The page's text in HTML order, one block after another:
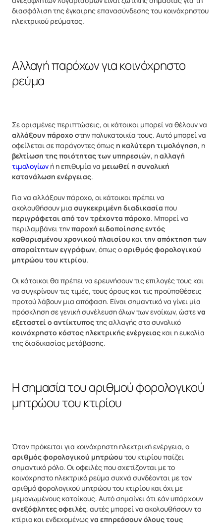
διασφάλιση της έγκαιρης επανασύνδεσης του κοινόχρηστου
ηλεκτρικού ρεύματος.
Αλλαγή παρόχων για κοινόχρηστο
ρεύμα
Σε ορισμένες περιπτώσεις, οι κάτοικοι μπορεί να θέλουν να
αλλάξουν πάροχο στην πολυκατοικία τους. Αυτό μπορεί να
οφείλεται σε παράγοντες όπως η καλύτερη τιμολόγηση, η
βελτίωση της ποιότητας των υπηρεσιών, ηαλλαγή
τιμολογίων ή η επιθυμία να μειωθεί η συνολική
κατανάλωση ενέργειας.
Για να αλλάξουν πάροχο, οι κάτοικοι πρέπει να
ακολουθήσουν μια συγκεκριμένη διαδικασία που
περιγράφεται από τον τρέχοντα πάροχο. Μπορεί να
περιλαμβάνει τηνπαροχή ειδοποίησης εντός
καθορισμένου χρονικού πλαισίου και την απόκτηση των
απαραίτητων εγγράφων, όπως οαριθμός φορολογικού
μητρώου του κτιρίου.
Οι κάτοικοι θα πρέπει να ερευνήσουν τις επιλογές τους και
να συγκρίνουν τις τιμές, τους όρους και τις προϋποθέσεις
προτού λάβουν μια απόφαση. Είναι σημαντικό να γίνει μία
πρόσκληση σε γενική συνέλευση όλων των ενοίκων, ώστενα
εξεταστεί ο αντίκτυποςτης αλλαγής στο συνολικό
κοινόχρηστο κόστος ηλεκτρικής ενέργειας και η ευκολία
της διαδικασίας μετάβασης.
Η σημασία του αριθμού φορολογικού
μητρώου του κτιρίου
Όταν πρόκειται για κοινόχρηστη ηλεκτρική ενέργεια, ο
αριθμός φορολογικού μητρώου του κτιρίου παίζει
σημαντικό ρόλο. Οι οφειλές που σχετίζονται με το
κοινόχρηστο ηλεκτρικό ρεύμα συχνά συνδέονται με τον
αριθμό φορολογικού μητρώου του κτιρίου και όχι με
μεμονωμένους κατοίκους. Αυτό σημαίνει ότι εάν υπάρχουν
ανεξόφλητες οφειλές, αυτές μπορεί να ακολουθήσουν το
κτίριο και ενδεχομένωςνα επηρεάσουν όλους τους